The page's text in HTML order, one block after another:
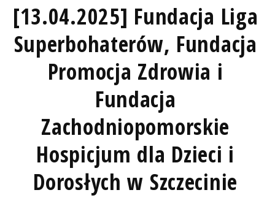
[13.04.2025] Fundacja Liga
Superbohaterów, Fundacja
Promocja Zdrowia i
Fundacja
Zachodniopomorskie
Hospicjum dla Dzieci i
Dorosłych w Szczecinie